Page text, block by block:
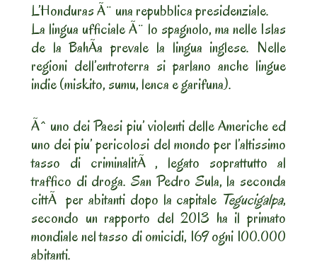
L’Honduras Ã¨ una repubblica presidenziale.
La lingua ufficiale Ã¨ lo spagnolo, ma nelle Islas
de la BahÃ­a prevale la lingua inglese. Nelle
regioni dell’entroterra si parlano anche lingue
indie (miskito, sumu, lenca e garifuna).
Ãˆ uno dei Paesi piu’ violenti delle Americhe ed
uno dei piu’ pericolosi del mondo per l’altissimo
tasso di criminalitÃ , legato soprattutto al
traffico di droga. San Pedro Sula, la seconda
cittÃ per abitanti dopo la capitale Tegucigalpa,
secondo un rapporto del 2013 ha il primato
mondiale nel tasso di omicidi, 169 ogni 100.000
abitanti.